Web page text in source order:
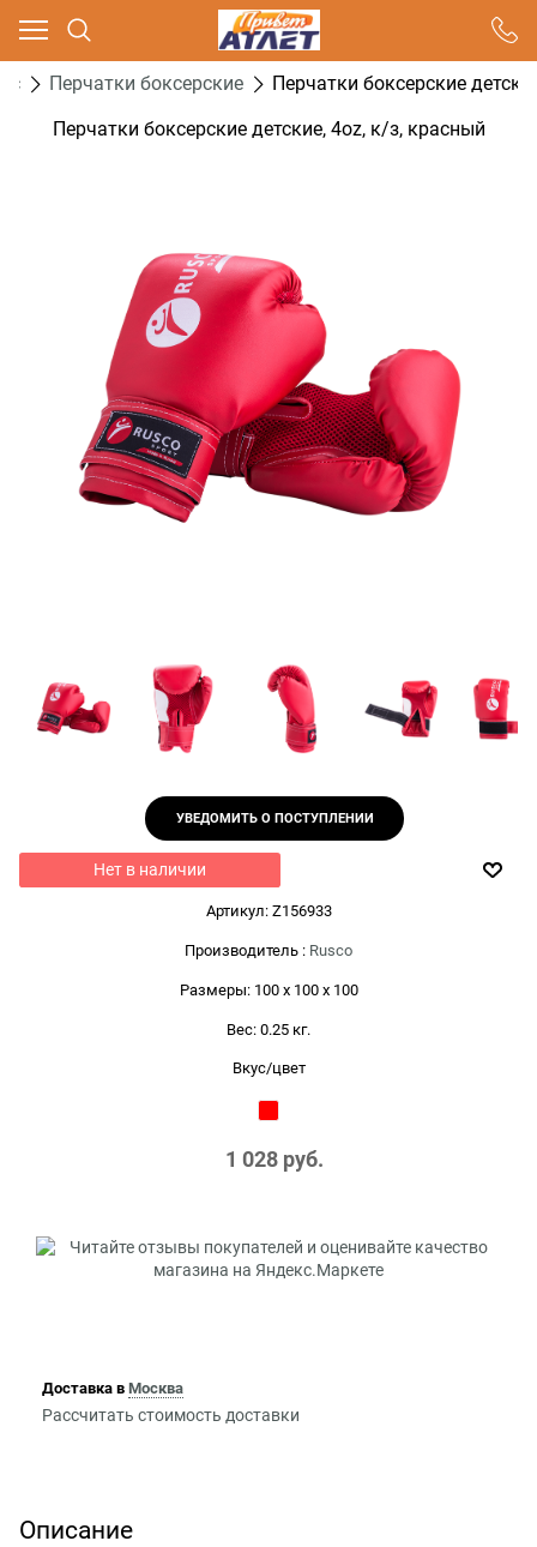
Перчатки боксерские
Перчатки боксерские
Перчатки боксерские детские, 4oz, к/з, красный
УВЕДОМИТЬ О ПОСТУПЛЕНИИ
Нет в наличии
Артикул: Z156933
Производитель : Rusco
Размеры: 100 x 100 x 100
Вес: 0.25 кг.
Вкус/цвет
1 028 руб.
Доставка в Москва
Рассчитать стоимость доставки
Описание
Ваш город - Москва,
угадали?
ДА НЕТ